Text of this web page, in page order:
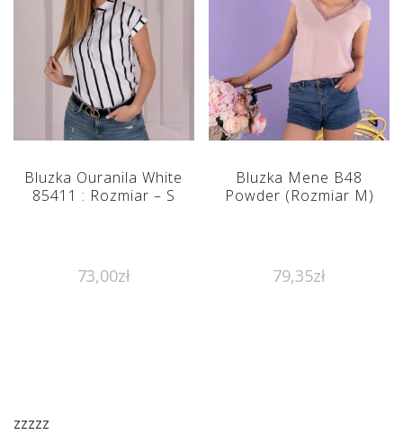
Bluzka Ouranila White
85411 : Rozmiar – S
73,00zł
Bluzka Mene B48
Powder (Rozmiar M)
79,35zł
zzzzz